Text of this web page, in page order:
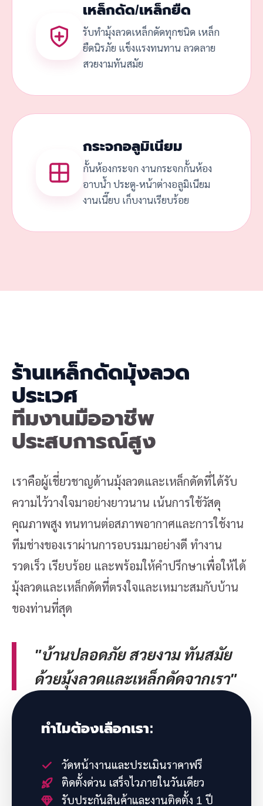
เหล็กดัด/เหล็กยืด
รับทำมุ้งลวดเหล็กดัดทุกชนิด เหล็ก
ยืดนิรภัย แข็งแรงทนทาน ลวดลาย
สวยงามทันสมัย
กระจกอลูมิเนียม
กั้นห้องกระจก งานกระจกกั้นห้อง
อาบน้ำ ประตู-หน้าต่างอลูมิเนียม
งานเนี๊ยบ เก็บงานเรียบร้อย
ร้านเหล็กดัดมุ้งลวด
ประเวศ
ทีมงานมืออาชีพ
ประสบการณ์สูง
เราคือผู้เชี่ยวชาญด้านมุ้งลวดและเหล็กดัดที่ได้รับ
ความไว้วางใจมาอย่างยาวนาน เน้นการใช้วัสดุ
คุณภาพสูง ทนทานต่อสภาพอากาศและการใช้งาน
ทีมช่างของเราผ่านการอบรมมาอย่างดี ทำงาน
รวดเร็ว เรียบร้อย และพร้อมให้คำปรึกษาเพื่อให้ได้
มุ้งลวดและเหล็กดัดที่ตรงใจและเหมาะสมกับบ้าน
ของท่านที่สุด
"บ้านปลอดภัย สวยงาม ทันสมัย
ด้วยมุ้งลวดและเหล็กดัดจากเรา"
ทำไมต้องเลือกเรา:
วัดหน้างานและประเมินราคาฟรี
ติดตั้งด่วน เสร็จไวภายในวันเดียว
รับประกันสินค้าและงานติดตั้ง 1 ปี